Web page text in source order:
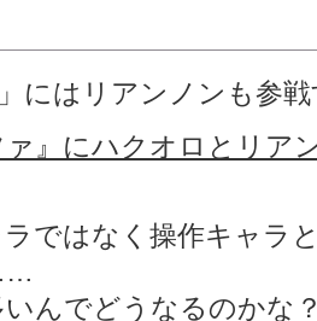
にはリアンノンも参
ァ』にハクオロとリア
ではなく操作キャラ
んでどうなるのかな